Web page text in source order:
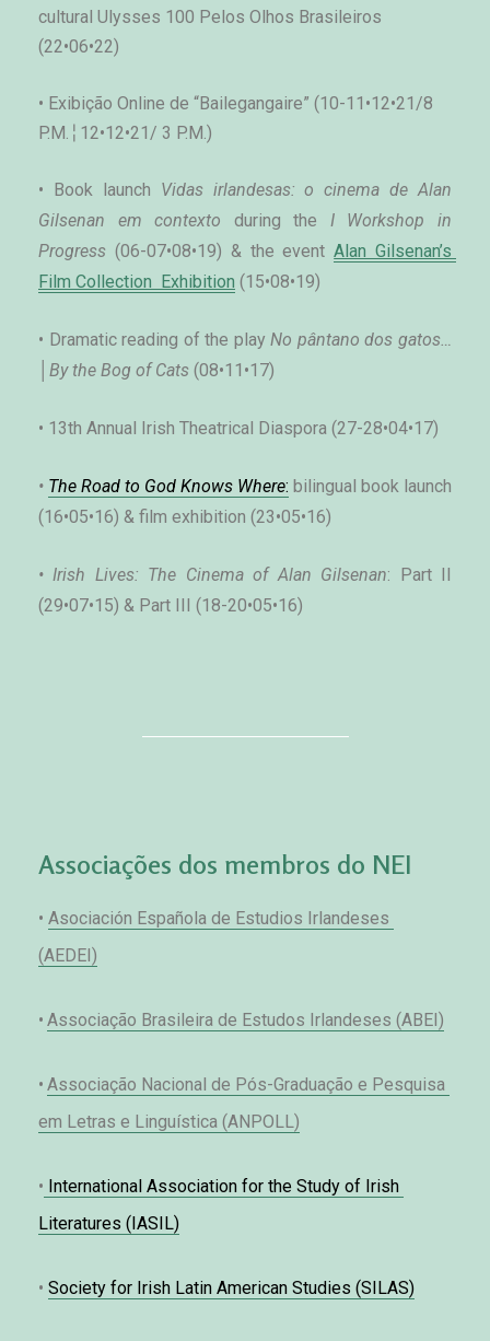
(22•06•22)
• Exibição Online de “Bailegangaire” (10-11•12•21/8
P.M.╎12•12•21/ 3 P.M.)
• Book launch Vidas irlandesas: o cinema de Alan
Gilsenan em contexto during the I Workshop in
Progress (06-07•08•19) & the event Alan Gilsenan’s
Film Collection  Exhibition (15•08•19)
• Dramatic reading of the play No pântano dos gatos…
By the Bog of Cats (08•11•17)
• 13th Annual Irish Theatrical Diaspora (27-28•04•17)
• The Road to God Knows Where: bilingual book launch
(16•05•16) & film exhibition (23•05•16)
• Irish Lives: The Cinema of Alan Gilsenan: Part II
(29•07•15) & Part III (18-20•05•16)
Associações dos membros do NEI
• Asociación Española de Estudios Irlandeses
(AEDEI)
• Associação Brasileira de Estudos Irlandeses (ABEI)
• Associação Nacional de Pós-Graduação e Pesquisa
em Letras e Linguística (ANPOLL)
• International Association for the Study of Irish
Literatures (IASIL)
• Society for Irish Latin American Studies (SILAS)